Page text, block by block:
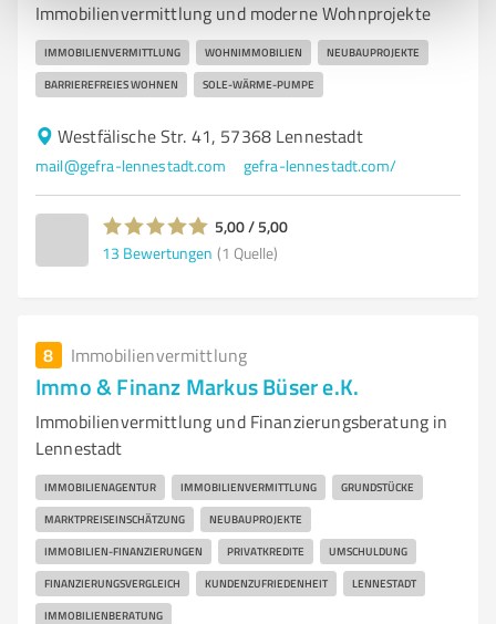
Immobilienvermittlung und moderne Wohnprojekte
IMMOBILIENVERMITTLUNG WOHNIMMOBILIEN NEUBAUPROJEKTE
BARRIEREFREIES WOHNEN SOLE-WÄRME-PUMPE
Westfälische Str. 41, 57368 Lennestadt
mail@gefra-lennestadt.com gefra-lennestadt.com/
5,00 / 5,00
13 Bewertungen (1 Quelle)
8 Immobilienvermittlung
Immo & Finanz Markus Büser e.K.
Immobilienvermittlung und Finanzierungsberatung in
Lennestadt
IMMOBILIENAGENTUR IMMOBILIENVERMITTLUNG GRUNDSTÜCKE
MARKTPREISEINSCHÄTZUNG NEUBAUPROJEKTE
IMMOBILIEN-FINANZIERUNGEN PRIVATKREDITE UMSCHULDUNG
FINANZIERUNGSVERGLEICH KUNDENZUFRIEDENHEIT LENNESTADT
IMMOBILIENBERATUNG